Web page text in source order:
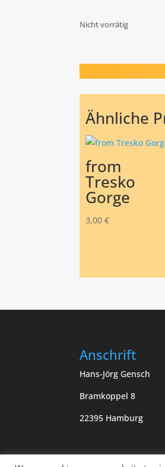
Nicht vorrätig
Ähnliche
from
Tresko
Gorge
3,00€
Anschrift
Hans-Jörg Gensch
Bramkoppel 8
22395 Hamburg